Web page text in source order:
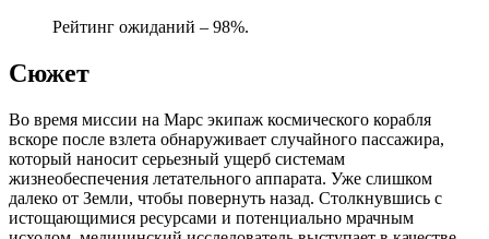
Рейтинг ожиданий – 98%.
Сюжет
Во время миссии на Марс экипаж космического корабля
вскоре после взлета обнаруживает случайного пассажира,
который наносит серьезный ущерб системам
жизнеобеспечения летательного аппарата. Уже слишком
далеко от Земли, чтобы повернуть назад. Столкнувшись с
истощающимися ресурсами и потенциально мрачным